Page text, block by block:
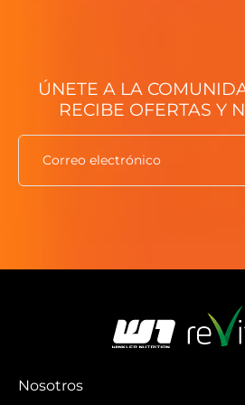
ÚNETE A LA
RECIBE OFERTAS Y
Correo electrónico
Nosotros